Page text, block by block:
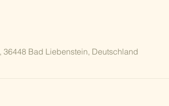
36448 Bad Liebenstein, Deutschland